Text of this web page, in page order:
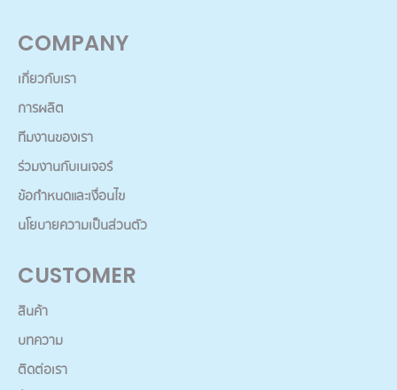
COMPANY
เกี่ยวกับเรา
การผลิต
ทีมงานของเรา
ร่วมงานกับเนเจอร์
ข้อกำหนดและเงื่อนไข
นโยบายความเป็นส่วนตัว
CUSTOMER
สินค้า
บทความ
ติดต่อเรา